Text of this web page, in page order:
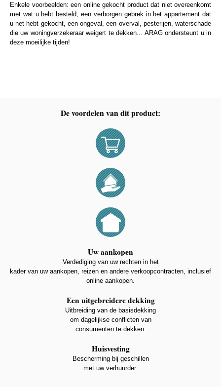
Enkele voorbeelden: een online gekocht product dat niet overeenkomt
met wat u hebt besteld, een verborgen gebrek in het appartement dat
u net hebt gekocht, een ongeval, een overval, pesterijen, waterschade
die uw woningverzekeraar weigert te dekken... ARAG ondersteunt u in
deze moeilijke tijden!
De voordelen van dit product:
Uw aankopen
Verdediging van uw rechten in het
kader van uw aankopen, reizen en andere verkoopcontracten, inclusief
online aankopen.
Een uitgebreidere dekking
Uitbreiding van de basisdekking
om dagelijkse conflicten van
consumenten te dekken.
Huisvesting
Bescherming bij geschillen
met uw verhuurder.